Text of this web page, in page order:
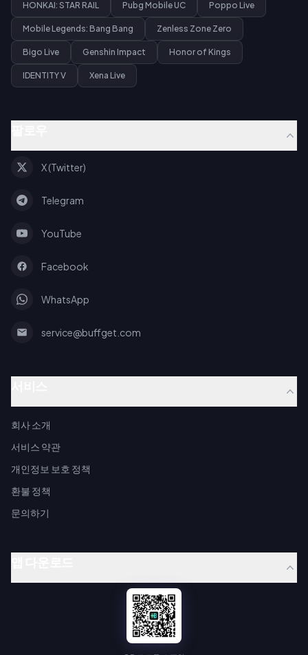
HONKAI: STAR RAIL Pubg Mobile UC Poppo Live
Mobile Legends: Bang Bang Zenless Zone Zero
Bigo Live Genshin Impact Honor of Kings
IDENTITY V Xena Live
X (Twitter)
Telegram
YouTube
Facebook
WhatsApp
service@buffget.com
회사 소개
서비스 약관
개인정보 보호 정책
환불 정책
문의하기